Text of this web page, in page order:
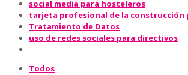
social media para hosteleros
tarjeta profesional de la construcción
Tratamiento de Datos
uso de redes sociales para directivos
Todos